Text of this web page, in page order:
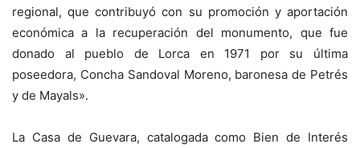
regional, que contribuyó con su promoción y aportación
económica a la recuperación del monumento, que fue
donado al pueblo de Lorca en 1971 por su última
poseedora, Concha Sandoval Moreno, baronesa de Petrés
y de Mayals».
La Casa de Guevara, catalogada como Bien de Interés